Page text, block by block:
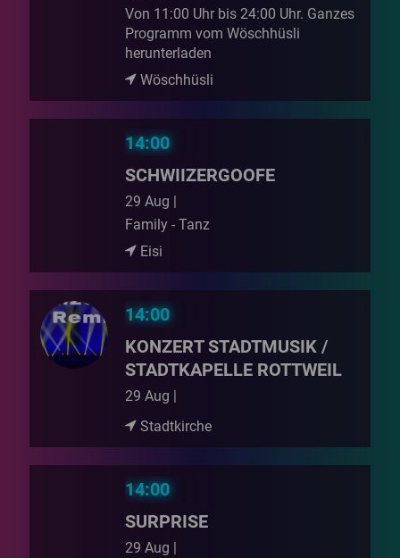
Von 11:00 Uhr bis 24:00 Uhr. Ganzes
Programm vom Wöschhüsli
herunterladen
Wöschhüsli
14:00
SCHWIIZERGOOFE
29 Aug |
Family - Tanz
Eisi
14:00
KONZERT STADTMUSIK /
STADTKAPELLE ROTTWEIL
29 Aug |
Stadtkirche
14:00
SURPRISE
29 Aug |